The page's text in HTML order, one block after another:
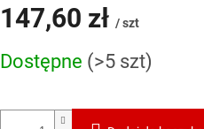
147,60 zł / szt
jednostkowa:
Dostępne (>5 szt)